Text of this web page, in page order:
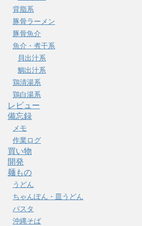
背脂系
豚骨ラーメン
豚骨魚介
魚介・煮干系
貝出汁系
鯛出汁系
鶏清湯系
鶏白湯系
レビュー
備忘録
メモ
作業ログ
買い物
開発
麺もの
うどん
ちゃんぽん・皿うどん
パスタ
沖縄そば